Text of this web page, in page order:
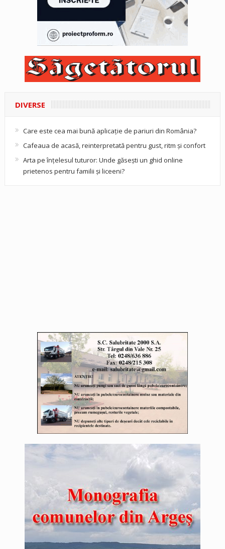
DIVERSE
Care este cea mai bună aplicație de pariuri din România?
Cafeaua de acasă, reinterpretată pentru gust, ritm și confort
Arta pe înțelesul tuturor: Unde găsești un ghid online
prietenos pentru familii și liceeni?